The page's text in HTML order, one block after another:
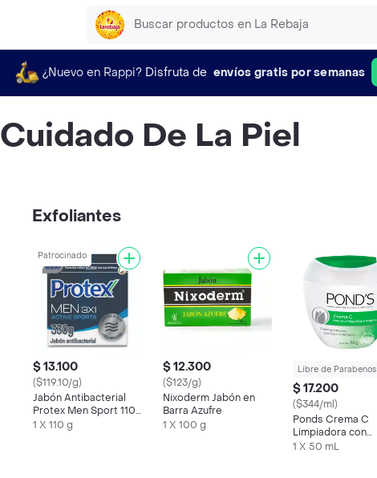
¿Nuevo en Rappi? Disfruta de envíos gratis por semanas
Cuidado De La Piel
Exfoliantes
Patrocinado
$ 13.100
($119.10/g)
Jabón Antibacterial
Protex Men Sport 110
g x 3
1 X 110 g
$ 12.300
($123/g)
Nixoderm Jabón en
Barra Azufre
1 X 100 g
Libre de Parabenos
$ 17.200
($344/ml)
Ponds Crema C
Limpiadora con
Pepino
1 X 50 mL